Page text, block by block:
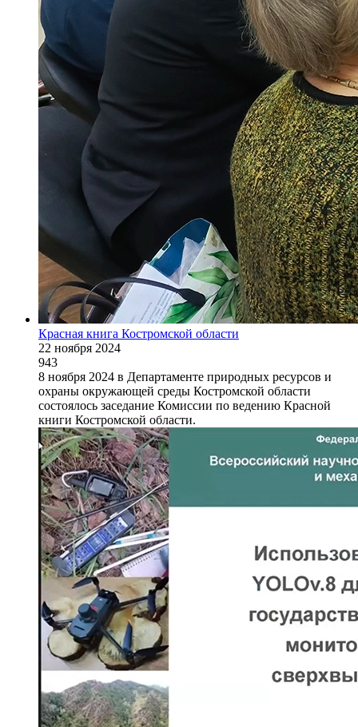
Красная книга Костромской области
22 ноября 2024
943
8 ноября 2024 в Департаменте природных ресурсов и
охраны окружающей среды Костромской области
состоялось заседание Комиссии по ведению Красной
книги Костромской области.